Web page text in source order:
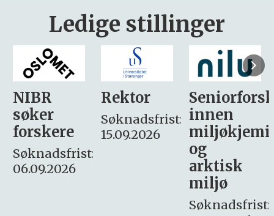
Ledige stillinger
Rektor
Søknadsfrist:
15.09.2026
Seniorforsker
innen
miljøkjemi
søker
– fast
Søknadsfrist:
16. august.